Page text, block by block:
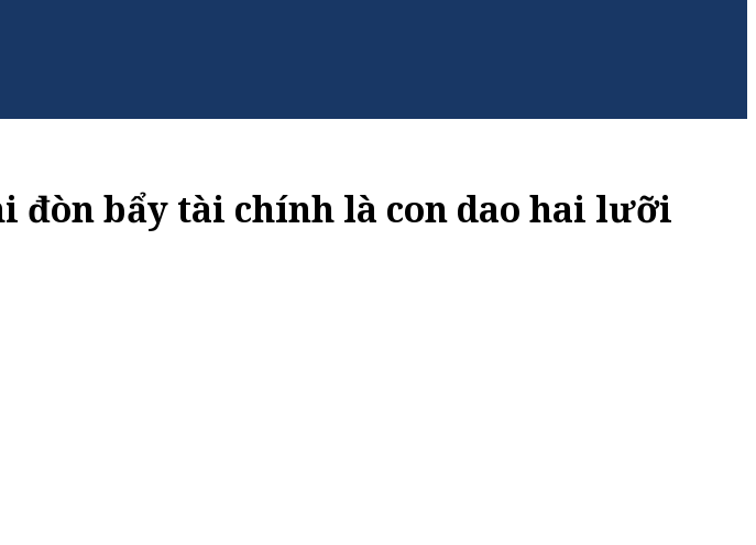
đòn bẩy tài chính là con dao hai lưỡi